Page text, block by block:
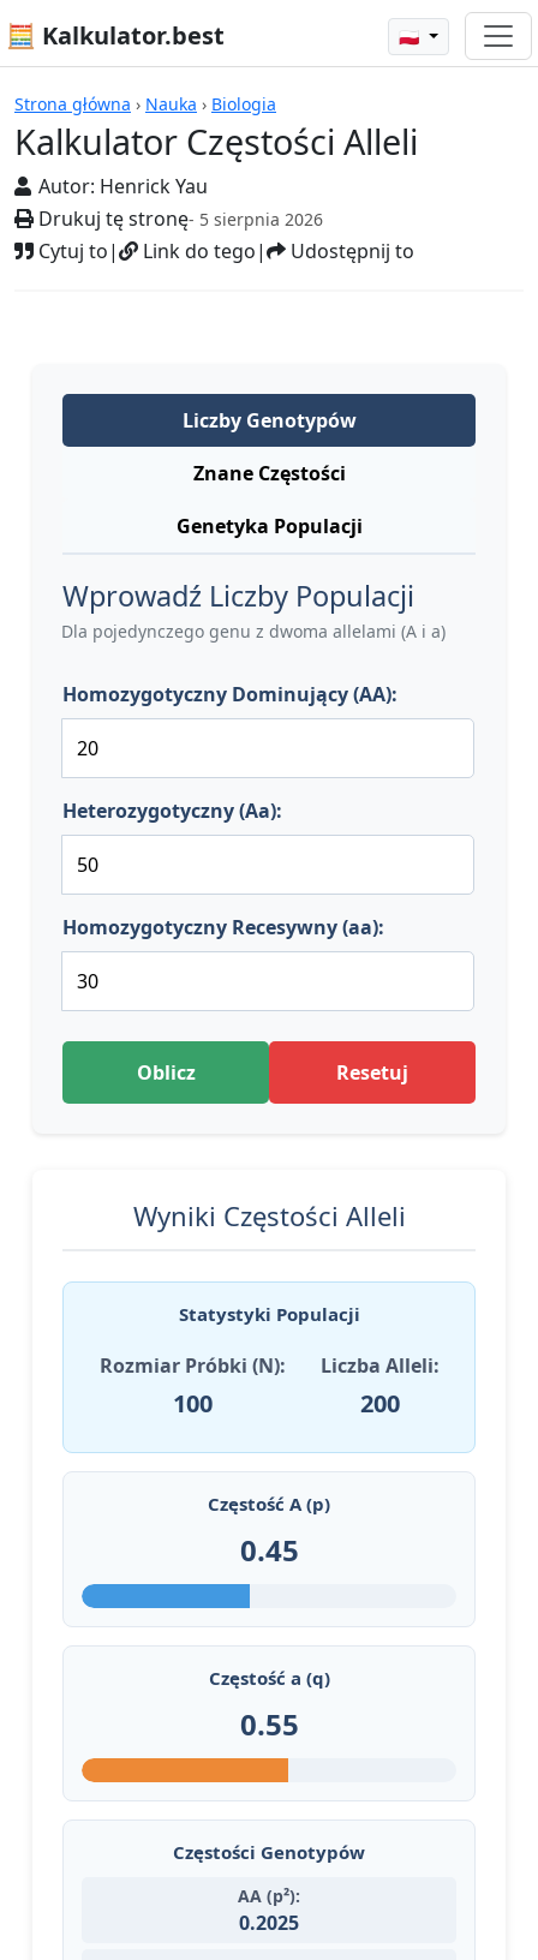
🧮 Kalkulator.best 🇵🇱
Strona główna › Nauka › Biologia
Kalkulator Częstości Alleli
Autor: Henrick Yau
Drukuj tę stronę- 5 sierpnia 2026
Cytuj to| Link do tego| Udostępnij to
Kalkulatory
Liczby Genotypów
Znane Częstości
Genetyka Populacji
Wprowadź Liczby Populacji
Dla pojedynczego genu z dwoma allelami (A i a)
Homozygotyczny Dominujący (AA):
Heterozygotyczny (Aa):
Homozygotyczny Recesywny (aa):
Oblicz Resetuj
Wyniki Częstości Alleli
Statystyki Populacji
Rozmiar Próbki (N):
100
Liczba Alleli:
200
Częstość A (p)
0.45
Częstość a (q)
0.55
Częstości Genotypów
AA (p²):
0.2025